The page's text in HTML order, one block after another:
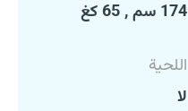
174 سم , 65 كغ
اللحية
لا